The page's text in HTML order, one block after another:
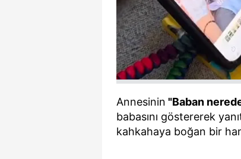
Annesinin "Baban
babasını göstererek
kahkahaya boğan bir